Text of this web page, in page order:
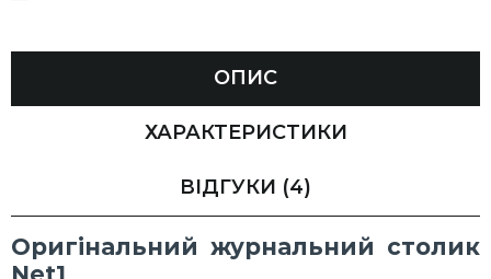
ОПИС
ХАРАКТЕРИСТИКИ
ВІДГУКИ (4)
Оригінальний журнальний столик